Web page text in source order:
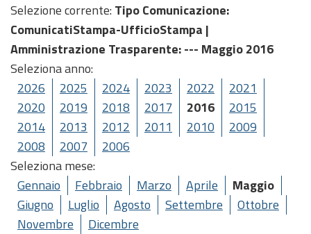
Selezione corrente: Tipo Comunicazione:
ComunicatiStampa-UfficioStampa |
Amministrazione Trasparente: --- Maggio 2016
Seleziona anno:
2026
2025 2024 2023 2022
2021
2020
2019 2018 2017 2016
2015
2014
2013 2012 2011 2010
2009
2008
2007
2006
Seleziona mese:
Gennaio
Febbraio Marzo Aprile
Maggio
Giugno
Luglio Agosto Settembre
Ottobre
Novembre
Dicembre